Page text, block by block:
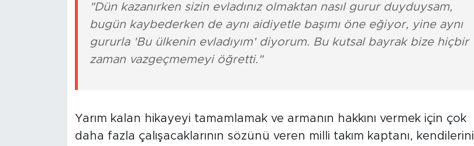
"Dün kazanırken sizin evladınız olmaktan nasıl gurur duyduysam,
bugün kaybederken de aynı aidiyetle başımı öne eğiyor, yine aynı
gururla 'Bu ülkenin evladıyım' diyorum. Bu kutsal bayrak bize hiçbir
zaman vazgeçmemeyi öğretti."
Yarım kalan hikayeyi tamamlamak ve armanın hakkını vermek için çok
daha fazla çalışacaklarının sözünü veren milli takım kaptanı, kendilerini